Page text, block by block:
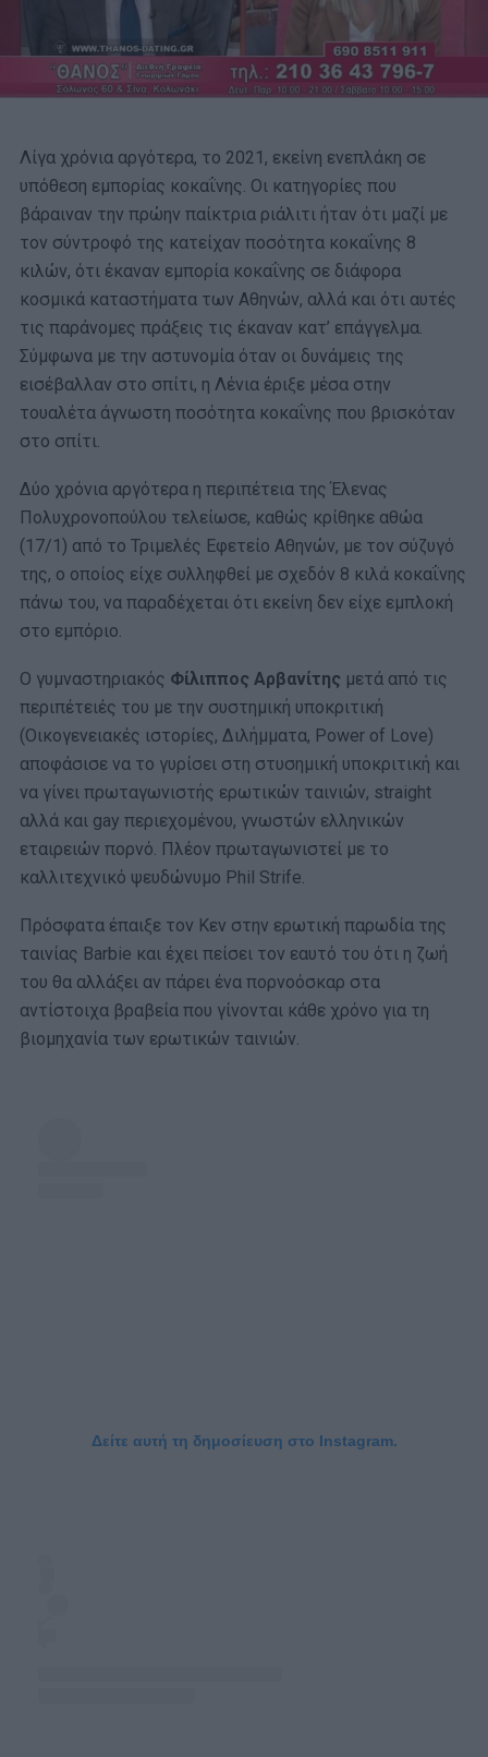
Λίγα χρόνια αργότερα, το 2021, εκείνη ενεπλάκη σε
υπόθεση εμπορίας κοκαΐνης. Οι κατηγορίες που
βάραιναν την πρώην παίκτρια ριάλιτι ήταν ότι μαζί με
τον σύντροφό της κατείχαν ποσότητα κοκαΐνης 8
κιλών, ότι έκαναν εμπορία κοκαΐνης σε διάφορα
κοσμικά καταστήματα των Αθηνών, αλλά και ότι αυτές
τις παράνομες πράξεις τις έκαναν κατ’ επάγγελμα.
Σύμφωνα με την αστυνομία όταν οι δυνάμεις της
εισέβαλλαν στο σπίτι, η Λένια έριξε μέσα στην
τουαλέτα άγνωστη ποσότητα κοκαΐνης που βρισκόταν
στο σπίτι.
Δύο χρόνια αργότερα η περιπέτεια της Έλενας
Πολυχρονοπούλου τελείωσε, καθώς κρίθηκε αθώα
(17/1) από το Τριμελές Εφετείο Αθηνών, με τον σύζυγό
της, ο οποίος είχε συλληφθεί με σχεδόν 8 κιλά κοκαΐνης
πάνω του, να παραδέχεται ότι εκείνη δεν είχε εμπλοκή
στο εμπόριο.
Ο γυμναστηριακός Φίλιππος Αρβανίτης μετά από τις
περιπέτειές του με την συστημική υποκριτική
(Oικογενειακές ιστορίες, Διλήμματα, Power of Love)
αποφάσισε να το γυρίσει στη στυσημική υποκριτική και
να γίνει πρωταγωνιστής ερωτικών ταινιών, straight
αλλά και gay περιεχομένου, γνωστών ελληνικών
εταιρειών πορνό. Πλέον πρωταγωνιστεί με το
καλλιτεχνικό ψευδώνυμο Phil Strife.
Πρόσφατα έπαιξε τον Κεν στην ερωτική παρωδία της
ταινίας Barbie και έχει πείσει τον εαυτό του ότι η ζωή
του θα αλλάξει αν πάρει ένα πορνοόσκαρ στα
αντίστοιχα βραβεία που γίνονται κάθε χρόνο για τη
βιομηχανία των ερωτικών ταινιών.
Δείτε αυτή τη δημοσίευση στο Instagram.